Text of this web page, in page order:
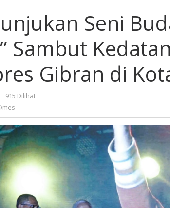
Bangun
NTT”
Sambut
Kedatangan
Wapres
Gibran
Seni
Sambut
Gibran di
915 Dilihat